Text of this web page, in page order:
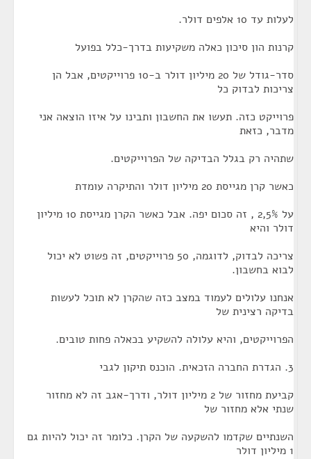
לעלות עד 10 אלפים דולר.
קרנות הון סיכון כאלה משקיעות בדרך-כלל בפועל
סדר-גודל של 20 מיליון דולר ב-10 פרוייקטים, אבל הן
צריכות לבדוק כל
פרוייקט כזה. תעשו את החשבון ותבינו על איזו הוצאה אני
מדבר, כזאת
שתהיה רק בגלל הבדיקה של הפרוייקטים.
כאשר קרן מגייסת 20 מיליון דולר והתיקרה עומדת
על 2,5% , זה סכום יפה. אבל כאשר הקרן מגייסת 10 מיליון
דולר והיא
צריכה לבדוק, לדוגמה, 50 פרוייקטים, זה פשוט לא יכול
לבוא בחשבון.
אנחנו עלולים לעמוד במצב כזה שהקרן לא תוכל לעשות
בדיקה רצינית של
הפרוייקטים, והיא עלולה להשקיע בכאלה פחות טובים.
3. הגדרת החברה הזכאית. הוכנס תיקון לגבי
קביעת מחזור של 2 מיליון דולר, ודרך-אגב זה לא מחזור
שנתי אלא מחזור של
השנתיים שקדמו להשקעה של הקרן. כלומר זה יכול להיות גם
1 מיליון דולר